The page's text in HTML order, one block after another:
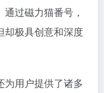
过磁力猫番号，
却极具创意和深度
为用户提供了诸多